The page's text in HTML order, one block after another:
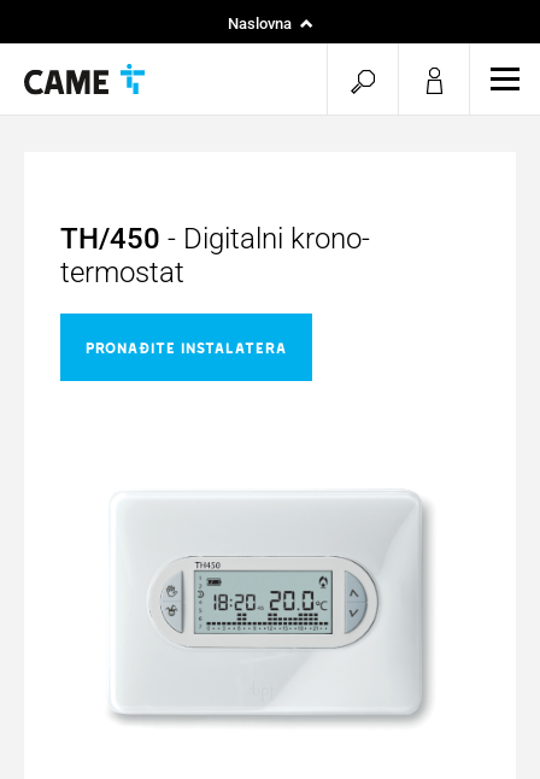
Naslovna
TH/450 - Digitalni krono-
termostat
PRONAĐITE INSTALATERA